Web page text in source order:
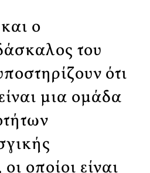
ο
του
ότι
μια ομάδα
οποίοι είναι